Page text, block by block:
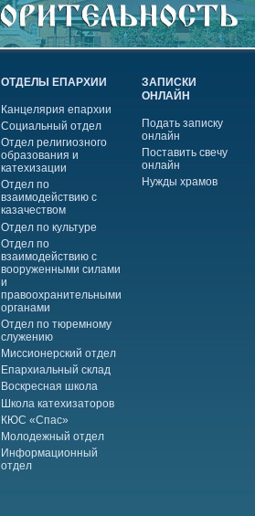
ОТДЕЛЫ ЕПАРХИИ
Канцелярия епархии
Социальный отдел
Отдел религиозного
образования и
катехизации
Отдел по
взаимодействию с
казачеством
Отдел по культуре
Отдел по
взаимодействию с
вооруженными силами
и
правоохранительными
органами
Отдел по тюремному
служению
Миссионерский отдел
Епархиальный склад
Воскресная школа
Школа катехизаторов
КЮС «Спас»
Молодежный отдел
Информационный
отдел
ЗАПИСКИ
ОНЛАЙН
Подать записку
онлайн
Поставить свечу
онлайн
Нужды храмов